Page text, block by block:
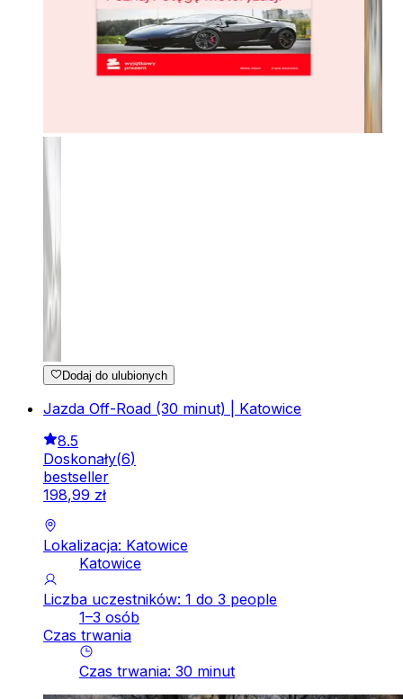
Dodaj do ulubionych
Jazda Off-Road (30 minut) | Katowice
8.5
Doskonały(6)
bestseller
198,99 zł
Lokalizacja: Katowice
Katowice
Liczba uczestników: 1 do 3 people
1–3 osób
Czas trwania
Czas trwania: 30 minut